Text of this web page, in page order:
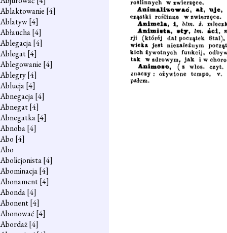
Ablaktowanie [4]
Ablatyw[4]
Abłaucha[4]
Ablegacja[4]
Ablegat[4]
Ablegowanie [4]
Ablegry[4]
Ablucja[4]
Abnegacja[4]
Abnegat[4]
Abnegatka[4]
Abnoba[4]
Abo [4]
Abo
Abolicjonista[4]
Abominacja[4]
Abonament[4]
Abonda[4]
Abonent[4]
Abonować [4]
Abordaż[4]